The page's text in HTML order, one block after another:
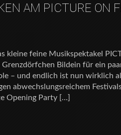
AM PICTURE ON
kleine feine Musikspektakel
Bildein für ein
– und endlich ist nun wirklich
abwechslungsreichem
Opening Party […]